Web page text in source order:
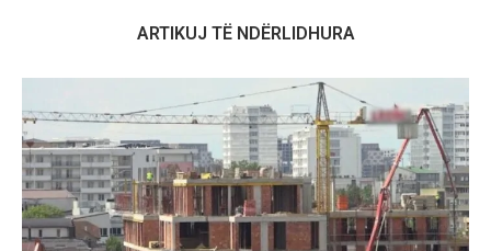
ARTIKUJ TË NDËRLIDHURA